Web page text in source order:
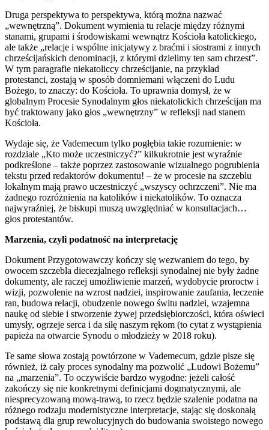
Druga perspektywa to perspektywa, którą można nazwać
„wewnętrzną”. Dokument wymienia tu relacje między różnymi
stanami, grupami i środowiskami wewnątrz Kościoła katolickiego,
ale także „relacje i wspólne inicjatywy z braćmi i siostrami z innych
chrześcijańskich denominacji, z którymi dzielimy ten sam chrzest”.
W tym paragrafie niekatoliccy chrześcijanie, na przykład
protestanci, zostają w sposób domniemani włączeni do Ludu
Bożego, to znaczy: do Kościoła. To uprawnia domysł, że w
globalnym Procesie Synodalnym głos niekatolickich chrześcijan ma
być traktowany jako głos „wewnętrzny” w refleksji nad stanem
Kościoła.
Wydaje się, że Vademecum tylko pogłębia takie rozumienie: w
rozdziale „Kto może uczestniczyć?” kilkukrotnie jest wyraźnie
podkreślone – także poprzez zastosowanie wizualnego pogrubienia
tekstu przed redaktorów dokumentu! – że w procesie na szczeblu
lokalnym mają prawo uczestniczyć „wszyscy ochrzczeni”. Nie ma
żadnego rozróżnienia na katolików i niekatolików. To oznacza
najwyraźniej, że biskupi muszą uwzględniać w konsultacjach…
głos protestantów.
Marzenia, czyli podatność na interpretację
Dokument Przygotowawczy kończy się wezwaniem do tego, by
owocem szczebla diecezjalnego refleksji synodalnej nie były żadne
dokumenty, ale raczej umożliwienie marzeń, wydobycie proroctw i
wizji, pozwolenie na wzrost nadziei, inspirowanie zaufania, leczenie
ran, budowa relacji, obudzenie nowego świtu nadziei, wzajemna
naukę od siebie i stworzenie żywej przedsiębiorczości, która oświeci
umysły, ogrzeje serca i da siłę naszym rękom (to cytat z wystąpienia
papieża na otwarcie Synodu o młodzieży w 2018 roku).
Te same słowa zostają powtórzone w Vademecum, gdzie pisze się
również, iż cały proces synodalny ma pozwolić „Ludowi Bożemu”
na „marzenia”. To oczywiście bardzo wygodne: jeżeli całość
zakończy się nie konkretnymi definicjami dogmatycznymi, ale
niesprecyzowaną mową-trawą, to rzecz będzie szalenie podatna na
różnego rodzaju modernistyczne interpretacje, stając się doskonałą
podstawą dla grup rewolucyjnych do budowania swoistego nowego